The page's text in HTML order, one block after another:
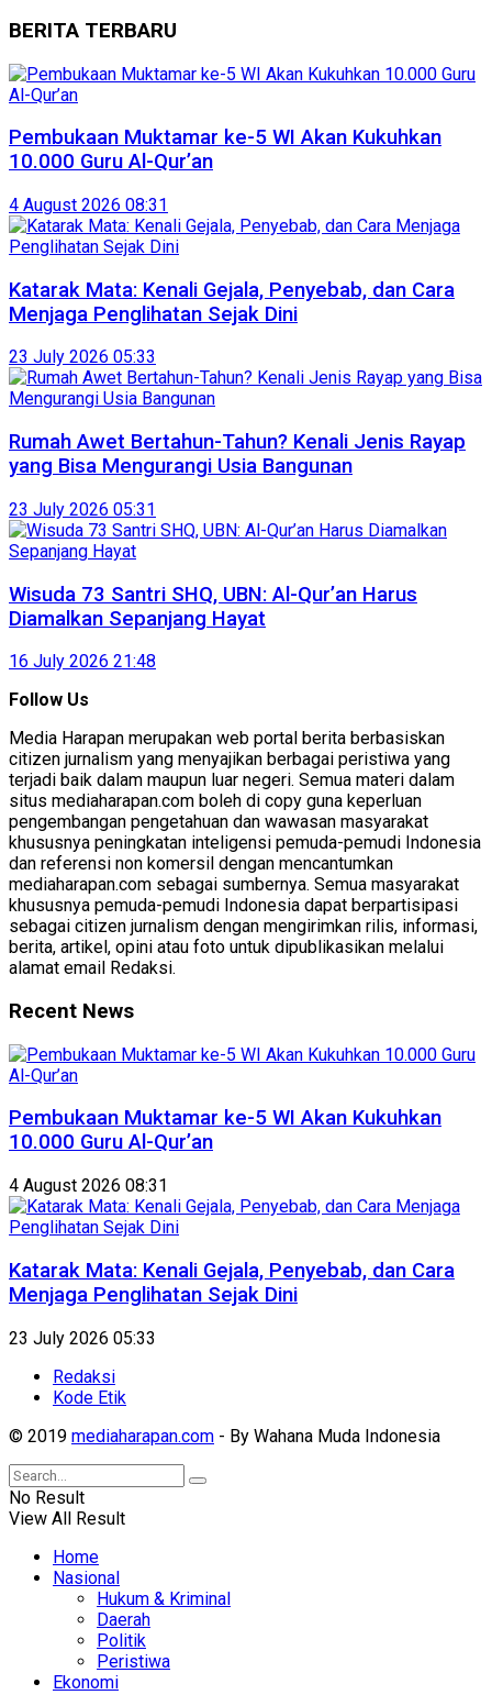
BERITA TERBARU
Pembukaan Muktamar ke-5 WI Akan Kukuhkan
10.000 Guru Al-Qur’an
4 August 2026 08:31
Katarak Mata: Kenali Gejala, Penyebab, dan Cara
Menjaga Penglihatan Sejak Dini
23 July 2026 05:33
Rumah Awet Bertahun-Tahun? Kenali Jenis Rayap
yang Bisa Mengurangi Usia Bangunan
23 July 2026 05:31
Wisuda 73 Santri SHQ, UBN: Al-Qur’an Harus
Diamalkan Sepanjang Hayat
16 July 2026 21:48
Follow Us
Media Harapan merupakan web portal berita berbasiskan
citizen jurnalism yang menyajikan berbagai peristiwa yang
terjadi baik dalam maupun luar negeri. Semua materi dalam
situs mediaharapan.com boleh di copy guna keperluan
pengembangan pengetahuan dan wawasan masyarakat
khususnya peningkatan inteligensi pemuda-pemudi Indonesia
dan referensi non komersil dengan mencantumkan
mediaharapan.com sebagai sumbernya. Semua masyarakat
khususnya pemuda-pemudi Indonesia dapat berpartisipasi
sebagai citizen jurnalism dengan mengirimkan rilis, informasi,
berita, artikel, opini atau foto untuk dipublikasikan melalui
alamat email Redaksi.
Recent News
Pembukaan Muktamar ke-5 WI Akan Kukuhkan
10.000 Guru Al-Qur’an
4 August 2026 08:31
Katarak Mata: Kenali Gejala, Penyebab, dan Cara
Menjaga Penglihatan Sejak Dini
23 July 2026 05:33
Redaksi
Kode Etik
© 2019 mediaharapan.com - By Wahana Muda Indonesia
No Result
View All Result
Home
Nasional
Hukum & Kriminal
Daerah
Politik
Peristiwa
Ekonomi